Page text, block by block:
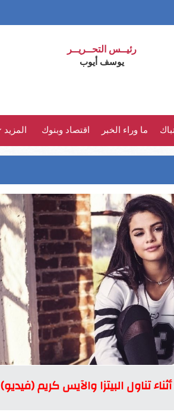
رئيــس التحــريــر
يوسف أيوب
ما وراء الخبر اقتصاد وبنوك المزيد
تناول البيتزا والآيس كريم (فيديو)